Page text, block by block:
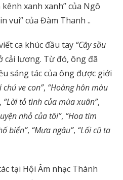
xanh xanh” của Ngô
vui” của Đàm Thanh ..
ca khúc đầu tay “Cây sầu
cải lương. Từ đó, ông đã
sáng tác của ông được giới
chú ve con”, “Hoàng hôn màu
, “Lời tỏ tình của mùa xuân”,
nhỏ của tôi”, “Hoa tím
biển”, “Mưa ngâu”, “Lối cũ ta
tại Hội Âm nhạc Thành